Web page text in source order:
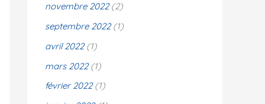
novembre 2022(2)
septembre 2022(1)
avril 2022(1)
mars 2022(1)
février 2022(1)